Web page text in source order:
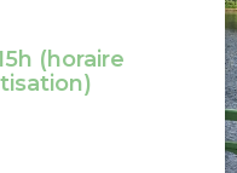
(horaire